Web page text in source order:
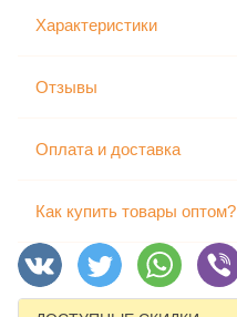
Характеристики
Отзывы
Оплата и доставка
Как купить товары оптом?